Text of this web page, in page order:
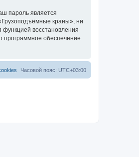
пароль является
краны», ни
функцией восстановления
программное обеспечение
Часовой пояс: UTC+03:00